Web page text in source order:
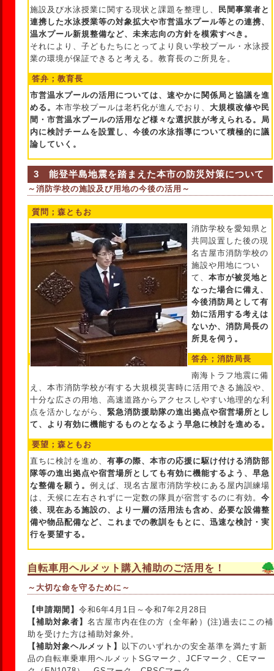
施設及び水泳授業に関する現状と課題を整理し、
民間事業者と
連携した水泳授業等の対象拡大や市営温水プール等との連携、
温水プール新規整備など、未来志向の方針を模索すべき。
それにより、子どもたちにとってより良い学校プール・水泳授
業の環境が保証できると考える。教育長のご所見を。
答弁；教育長
市営温水プールの活用については、速やかに関係局と協議を進
める。 本市学校プールは老朽化が進んでおり、 大規模改修や民
間・市営温水プールの活用など様々な選択肢が考えられる。局
内に検討チームを設置し、今後の水泳指導について積極的に議
論していく。
3 能登半島地震を踏まえた本市の防災対策について
～消防学校の施設及び用地の今後の活用～
質問；森ともお
消防学校を愛知県と
共同設置した後の現
名古屋市消防学校の
施設や用地につい
て、本市が被災地と
なった場合に備え、
今後消防局として有
効に活用する考えは
ないか、消防局長の
所見を伺う。
答弁；消防局長
南海トラフ地震に備
え、本市消防学校が有する大規模災害時に活用できる施設や、
十分な広さの用地、高速道路からアクセスしやすい地理的な利
点を活かしながら、 緊急消防援助隊の進出拠点や宿営場所とし
て、より有効に機能するものとなるよう早急に検討を進める。
要望；森ともお
直ちに検討を進め、 有事の際、本市の応援に駆け付ける消防部
隊等の進出拠点や宿営場所としても有効に機能するよう、早急
な整備を願う。 例えば、現名古屋市消防学校にある屋内訓練場
は、天候に左右されずに一定数の隊員が宿営するのに有効。 今
後、現在ある施設の、より一層の活用法も含め、必要な設備整
備や物品配備など、これまでの教訓をもとに、迅速な検討・実
行を要望する。
自転車用ヘルメット購入補助のご活用を！
～大切な命を守るために～
【申請期間】 令和6年4月1日～令和7年2月28日
【補助対象者】 名古屋市内在住の方（全年齢）(注)過去にこの補
助を受けた方は補助対象外。
【補助対象ヘルメット】
以下のいずれかの安全基準を満たす新
品の自転車乗車用ヘルメットSGマーク、JCFマーク、CEマー